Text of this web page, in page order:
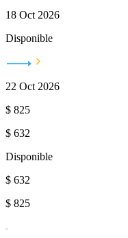
18 Oct 2026
Disponible
22 Oct 2026
$ 825
$ 632
Disponible
$ 632
$ 825